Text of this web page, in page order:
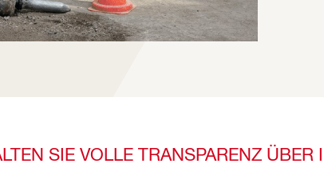
SIE VOLLE TRANSPARENZ ÜBER